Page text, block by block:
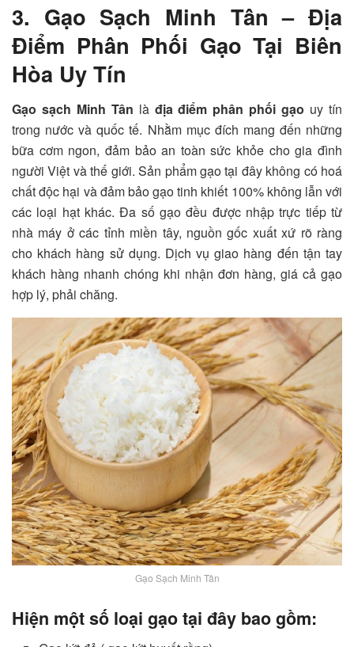
3. Gạo Sạch Minh Tân – Địa
Điểm Phân Phối Gạo Tại Biên
Hòa Uy Tín
Gạo sạch Minh Tân là địa điểm phân phối gạo uy tín
trong nước và quốc tế. Nhằm mục đích mang đến những
bữa cơm ngon, đảm bảo an toàn sức khỏe cho gia đình
người Việt và thế giới. Sản phẩm gạo tại đây không có hoá
chất độc hại và đảm bảo gạo tinh khiết 100% không lẫn với
các loại hạt khác. Đa số gạo đều được nhập trực tiếp từ
nhà máy ở các tỉnh miền tây, nguồn gốc xuất xứ rõ ràng
cho khách hàng sử dụng. Dịch vụ giao hàng đến tận tay
khách hàng nhanh chóng khi nhận đơn hàng, giá cả gạo
hợp lý, phải chăng.
Gạo Sạch Minh Tân
Hiện một số loại gạo tại đây bao gồm: